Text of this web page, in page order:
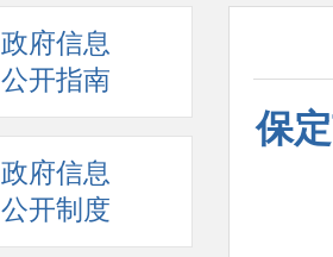
政府信息
公开指南
政府信息
公开制度
保